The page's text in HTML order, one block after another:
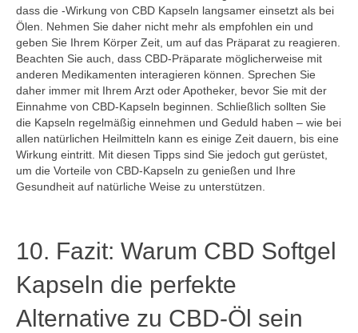
dass die -Wirkung von CBD Kapseln langsamer einsetzt als bei
Ölen. Nehmen Sie daher nicht mehr als empfohlen ein und
geben Sie Ihrem Körper Zeit, um auf das Präparat zu reagieren.
Beachten Sie auch, dass CBD-Präparate möglicherweise mit
anderen Medikamenten interagieren können. Sprechen Sie
daher immer mit Ihrem Arzt oder Apotheker, bevor Sie mit der
Einnahme von CBD-Kapseln beginnen. Schließlich sollten Sie
die Kapseln regelmäßig einnehmen und Geduld haben – wie bei
allen natürlichen Heilmitteln kann es einige Zeit dauern, bis eine
Wirkung eintritt. Mit diesen Tipps sind Sie jedoch gut gerüstet,
um die Vorteile von CBD-Kapseln zu genießen und Ihre
Gesundheit auf natürliche Weise zu unterstützen.
10. Fazit: Warum CBD Softgel
Kapseln die perfekte
Alternative zu CBD-Öl sein